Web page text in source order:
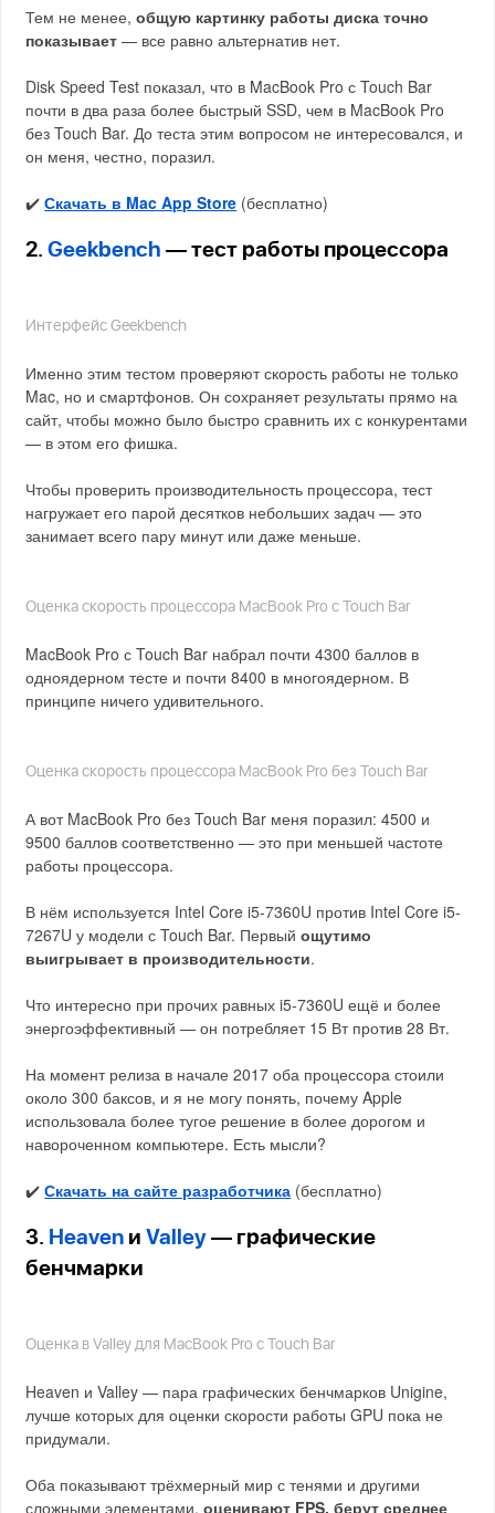
Тем не менее,общую картинку работы диска точно
показывает — все равно альтернатив нет.
Disk Speed Test показал, что в MacBook Pro с Touch Bar
почти в два раза более быстрый SSD, чем в MacBook Pro
без Touch Bar. До теста этим вопросом не интересовался, и
он меня, честно, поразил.
✔️Скачать в Mac App Store (бесплатно)
2.Geekbench — тест работы процессора
Интерфейс Geekbench
Именно этим тестом проверяют скорость работы не только
Mac, но и смартфонов. Он сохраняет результаты прямо на
сайт, чтобы можно было быстро сравнить их с конкурентами
— в этом его фишка.
Чтобы проверить производительность процессора, тест
нагружает его парой десятков небольших задач — это
занимает всего пару минут или даже меньше.
Оценка скорость процессора MacBook Pro с Touch Bar
MacBook Pro с Touch Bar набрал почти 4300 баллов в
одноядерном тесте и почти 8400 в многоядерном. В
принципе ничего удивительного.
Оценка скорость процессора MacBook Pro без Touch Bar
А вот MacBook Pro без Touch Bar меня поразил: 4500 и
9500 баллов соответственно — это при меньшей частоте
работы процессора.
В нём используется Intel Core i5-7360U против Intel Core i5-
7267U у модели с Touch Bar. Первыйощутимо
выигрывает в производительности.
Что интересно при прочих равных i5-7360U ещё и более
энергоэффективный — он потребляет 15 Вт против 28 Вт.
На момент релиза в начале 2017 оба процессора стоили
около 300 баксов, и я не могу понять, почему Apple
использовала более тугое решение в более дорогом и
навороченном компьютере. Есть мысли?
✔️Скачать на сайте разработчика (бесплатно)
3. Heaven иValley — графические
бенчмарки
Оценка в Valley для MacBook Pro с Touch Bar
Heaven и Valley — пара графических бенчмарков Unigine,
лучше которых для оценки скорости работы GPU пока не
придумали.
Оба показывают трёхмерный мир с тенями и другими
сложными элементами,оценивают FPS, берут среднее